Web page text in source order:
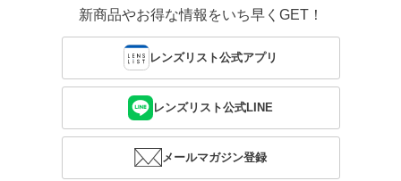
新商品やお得な情報をいち早くGET！
レンズリスト公式アプリ
レンズリスト公式LINE
メールマガジン登録